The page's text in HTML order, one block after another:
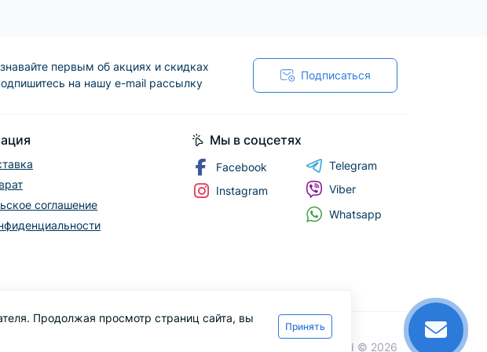
первым об акциях и скидках
на нашу e-mail рассылку
Подписаться
соглашение
Мы в соцсетях
Facebook
Instagram
Telegram
Viber
Whatsapp
Lfood © 2026
Продолжая просмотр страниц сайта, вы
Принять